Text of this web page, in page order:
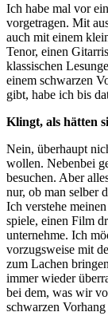
Ich habe mal vor
vorgetragen. Mit
auch mit einem
Tenor, einen
klassischen
einem schwarzen
gibt, habe ich bis
Klingt, als hätten
Nein, überhaupt
wollen. Nebenbei
besuchen. Aber
nur, ob man selber
Ich verstehe
spiele, einen Film
unternehme. Ich
vorzugsweise mit
zum Lachen
immer wieder
bei dem, was wir
schwarzen Vorhang